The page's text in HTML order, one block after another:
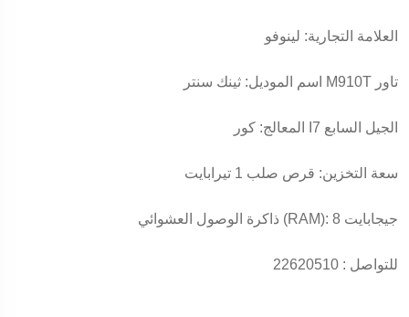
العلامة التجارية: لينوفو
اسم الموديل: ثينك سنتر M910T تاور
المعالج: كور I7 الجيل السابع
سعة التخزين: قرص صلب 1 تيرابايت
ذاكرة الوصول العشوائي (RAM): 8 جيجابايت
للتواصل : 22620510